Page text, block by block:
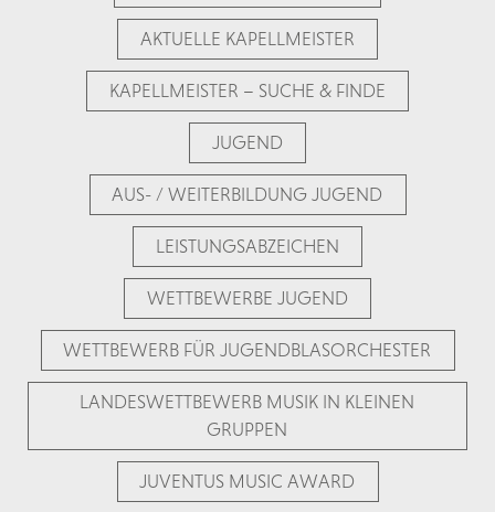
AKTUELLE KAPELLMEISTER
KAPELLMEISTER – SUCHE & FINDE
JUGEND
AUS- / WEITERBILDUNG JUGEND
LEISTUNGSABZEICHEN
WETTBEWERBE JUGEND
WETTBEWERB FÜR JUGENDBLASORCHESTER
LANDESWETTBEWERB MUSIK IN KLEINEN
GRUPPEN
JUVENTUS MUSIC AWARD